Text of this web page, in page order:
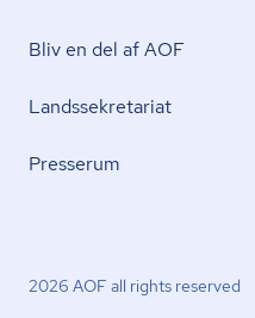
Bliv en del af AOF
Lands­se­kre­ta­ri­at
Presserum
2026 AOF all rights reserved